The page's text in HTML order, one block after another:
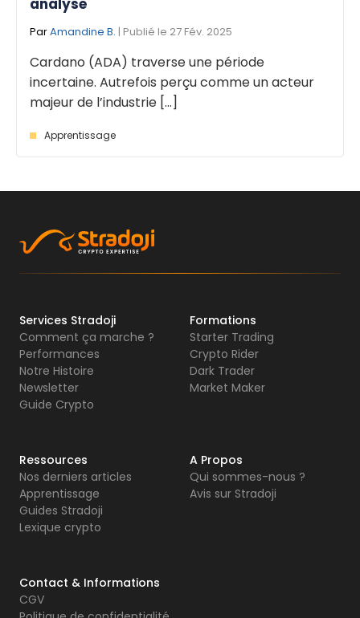
ParAmandine B. | Publié le 27 Fév. 2025
Cardano (ADA) traverse une période
incertaine. Autrefois perçu comme un acteur
majeur de l’industrie [...]
Apprentissage
Services Stradoji
Comment ça marche ?
Performances
Notre Histoire
Newsletter
Guide Crypto
Formations
Starter Trading
Crypto Rider
Dark Trader
Market Maker
Ressources
Nos derniers articles
Apprentissage
Guides Stradoji
Lexique crypto
A Propos
Qui sommes-nous ?
Avis sur Stradoji
Contact & Informations
CGV